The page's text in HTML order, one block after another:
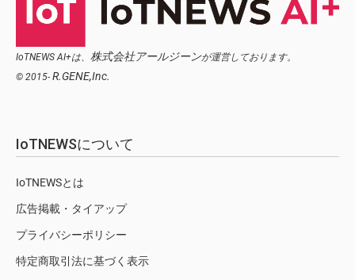
IoTNEWS AI+は、 株式会社アールジーンが運営しております。
© 2015- R.GENE,Inc.
IoTNEWSについて
IoTNEWSとは
広告掲載・タイアップ
プライバシーポリシー
特定商取引法に基づく表示